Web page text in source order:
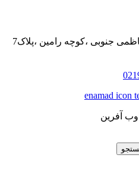
جنوبی ،کوچه رامین ،پلاک7
آفرین